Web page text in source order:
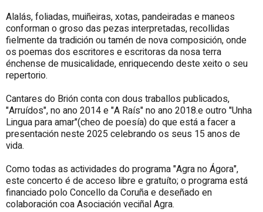
Alalás, foliadas, muiñeiras, xotas, pandeiradas e maneos
conforman o groso das pezas interpretadas, recollidas
fielmente da tradición ou tamén de nova composición, onde
os poemas dos escritores e escritoras da nosa terra
énchense de musicalidade, enriquecendo deste xeito o seu
repertorio.
Cantares do Brión conta con dous traballos publicados,
"Arruídos", no ano 2014 e "A Raís" no ano 2018.e outro "Unha
Lingua para amar"(cheo de poesía) do que está a facer a
presentación neste 2025 celebrando os seus 15 anos de
vida.
Como todas as actividades do programa "Agra no Ágora",
este concerto é de acceso libre e gratuíto; o programa está
financiado polo Concello da Coruña e deseñado en
colaboración coa Asociación veciñal Agra.